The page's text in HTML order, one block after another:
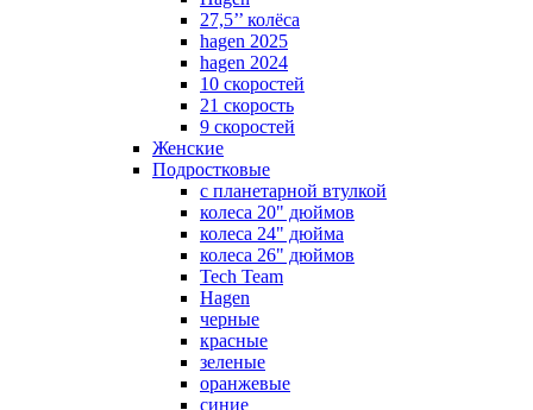
27,5’’ колёса
hagen 2025
hagen 2024
10 скоростей
21 скорость
9 скоростей
Женские
Подростковые
с планетарной втулкой
колеса 20" дюймов
колеса 24" дюйма
колеса 26" дюймов
Tech Team
Hagen
черные
красные
зеленые
оранжевые
синие